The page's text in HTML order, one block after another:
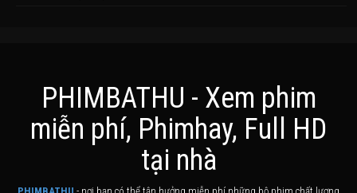
Khuyển Dạ Xoa
PHIMBATHU - Xem phim
miễn phí, Phimhay, Full HD
tại nhà